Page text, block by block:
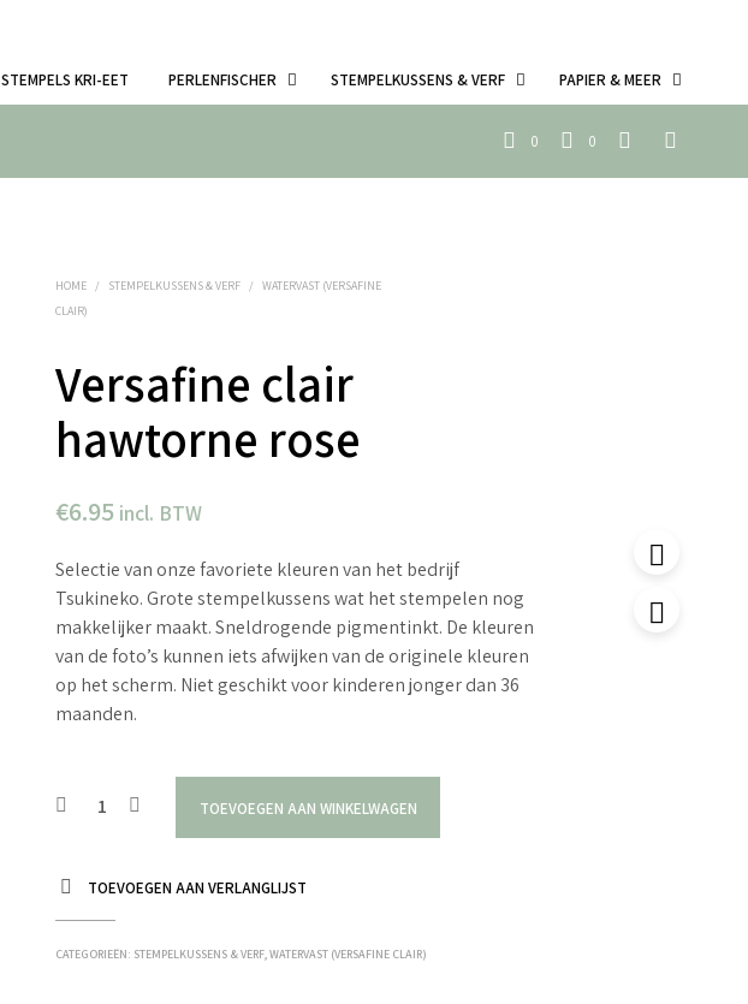
STEMPELS KRI-EET PERLENFISCHER STEMPELKUSSENS & VERF PAPIER & MEER
0 0
HOME / STEMPELKUSSENS & VERF /
WATERVAST (VERSAFINE
CLAIR)
Versafine clair
hawtorne rose
€6.95 incl. BTW
Selectie van onze favoriete kleuren van het bedrijf
Tsukineko. Grote stempelkussens wat het stempelen nog
makkelijker maakt. Sneldrogende pigmentinkt. De kleuren
van de foto’s kunnen iets afwijken van de originele kleuren
op het scherm. Niet geschikt voor kinderen jonger dan 36
maanden.
TOEVOEGEN AAN WINKELWAGEN
TOEVOEGEN AAN VERLANGLIJST
CATEGORIEËN: STEMPELKUSSENS & VERF,WATERVAST (VERSAFINE CLAIR)